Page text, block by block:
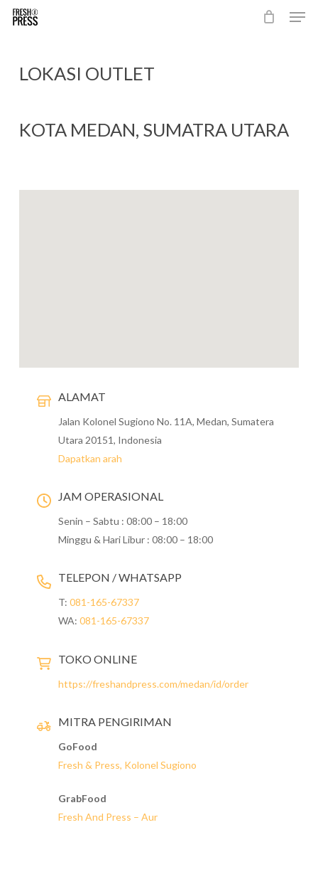
Skip
LOKASI OUTLET
KOTA MEDAN, SUMATRA UTARA
ALAMAT
Jalan Kolonel Sugiono No. 11A, Medan, Sumatera
Utara 20151, Indonesia
Dapatkan arah
JAM OPERASIONAL
Senin – Sabtu : 08:00 – 18:00
Minggu & Hari Libur : 08:00 – 18:00
TELEPON / WHATSAPP
T: 081-165-67337
WA: 081-165-67337
TOKO ONLINE
https://freshandpress.com/medan/id/order
MITRA PENGIRIMAN
GoFood
Fresh & Press, Kolonel Sugiono
GrabFood
Fresh And Press – Aur